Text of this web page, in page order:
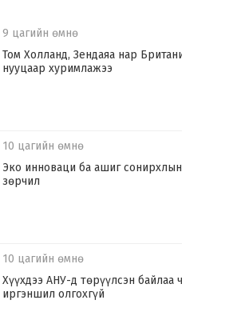
9 цагийн өмнө
Том Холланд, Зендаяа нар Британид
нууцаар хуримлажээ
10 цагийн өмнө
Эко инноваци ба ашиг сонирхлын
зөрчил
10 цагийн өмнө
Хүүхдээ АНУ-д төрүүлсэн байлаа ч
иргэншил олгохгүй